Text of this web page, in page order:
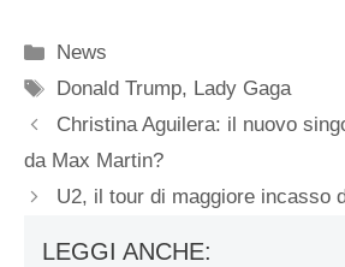
Categorie
News
Tag
Donald Trump, Lady Gaga
Christina Aguilera: il nuovo
da Max Martin?
U2, il tour di maggiore incasso
LEGGI ANCHE: